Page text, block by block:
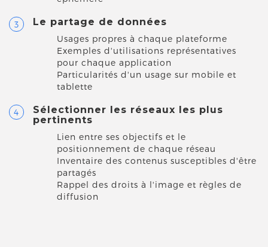
Le partage de données
Usages propres à chaque plateforme
Exemples d'utilisations représentatives
pour chaque application
Particularités d'un usage sur mobile et
tablette
Sélectionner les réseaux les plus
pertinents
Lien entre ses objectifs et le
positionnement de chaque réseau
Inventaire des contenus susceptibles d'être
partagés
Rappel des droits à l'image et règles de
diffusion